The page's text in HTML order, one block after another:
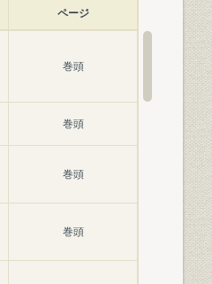
ページ
巻頭
巻頭
巻頭
巻頭